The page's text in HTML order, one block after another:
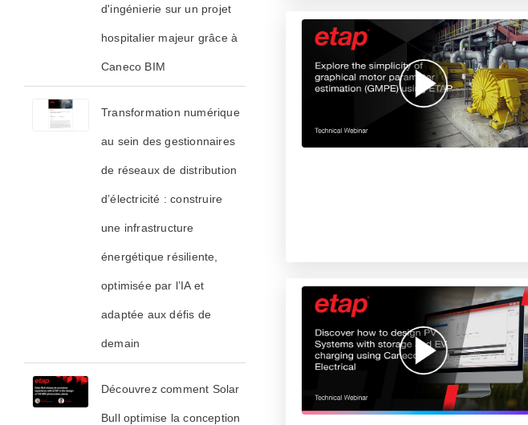
d'ingénierie sur un projet
hospitalier majeur grâce à
Caneco BIM
Transformation numérique
au sein des gestionnaires
de réseaux de distribution
d’électricité : construire
une infrastructure
énergétique résiliente,
optimisée par l’IA et
adaptée aux défis de
demain
Découvrez comment Solar
Bull optimise la conception